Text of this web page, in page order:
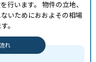
行います。 物件の立地、
いためにおおよその相場
。
れ